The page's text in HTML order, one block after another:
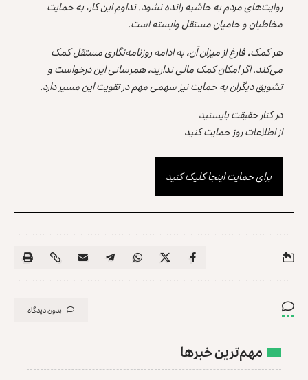
روایت‌های مردم به حاشیه رانده نشود. تداوم این کار، به حمایت
مخاطبان و حامیان مستقل وابسته است.
هر کمک، فارغ از میزان آن، به ادامه روزنامه‌نگاری مستقل کمک
می‌کند. اگر امکان کمک مالی ندارید، همرسانی این درخواست و
تشویق دیگران به حمایت نیز سهمی مهم در تقویت این مسیر دارد.
در کنار حقیقت بایستید
از اطلاعات روز حمایت کنید
برای حمایت اینجا کلیک کنید
بدون دیدگاه
مهم‌ترین خبرها